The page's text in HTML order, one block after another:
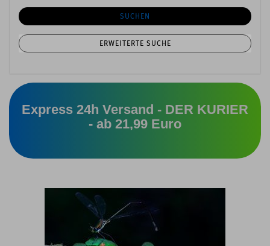
SUCHEN
ERWEITERTE SUCHE
Express 24h Versand - DER KURIER
- ab 21,99 Euro